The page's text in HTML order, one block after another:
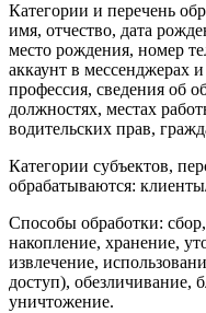
Категории и перечень
имя, отчество, дата
место рождения, номер
аккаунт в мессенджерах
профессия, сведения об
должностях, местах
водительских прав,
Категории субъектов,
обрабатываются:
Способы обработки:
накопление, хранение,
извлечение,
доступ), обезличивание,
уничтожение.